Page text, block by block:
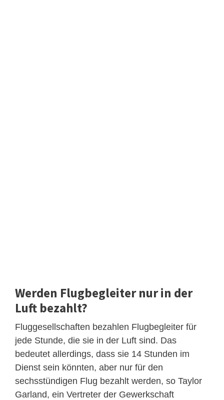
Werden Flugbegleiter nur in der
Luft bezahlt?
Fluggesellschaften bezahlen Flugbegleiter für
jede Stunde, die sie in der Luft sind. Das
bedeutet allerdings, dass sie 14 Stunden im
Dienst sein könnten, aber nur für den
sechsstündigen Flug bezahlt werden, so Taylor
Garland, ein Vertreter der Gewerkschaft